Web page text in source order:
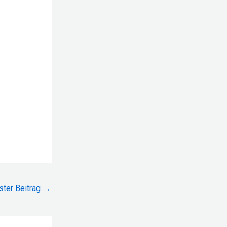
Beitrag →